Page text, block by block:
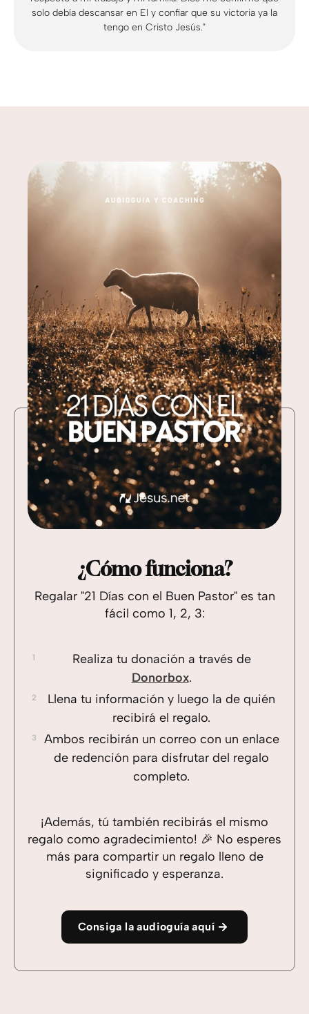
solo debía descansar en El y confiar que su victoria ya la
tengo en Cristo Jesús."
¿Cómo funciona?
Regalar "21 Días con el Buen Pastor" es tan
fácil como 1, 2, 3:
Realiza tu donación a través de
Donorbox.
Llena tu información y luego la de quién
recibirá el regalo.
Ambos recibirán un correo con un enlace
de redención para disfrutar del regalo
completo.
¡Además, tú también recibirás el mismo
regalo como agradecimiento! 🎉 No esperes
más para compartir un regalo lleno de
significado y esperanza.
Consiga la audioguía aquí